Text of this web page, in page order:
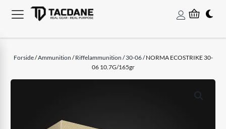
Forside/Ammunition /Riffelammunition /30-06/ NORMA ECOSTRIKE 30-
06 10.7G/165gr